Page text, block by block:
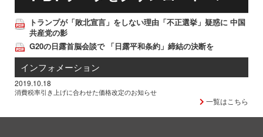
トランプが「敗北宣言」をしない理由「不正選挙」疑惑に 中国
共産党の影
G20の日露首脳会談で 「日露平和条約」締結の決断を
インフォメーション
2019.10.18
消費税率引き上げに合わせた価格改定のお知らせ
一覧はこちら